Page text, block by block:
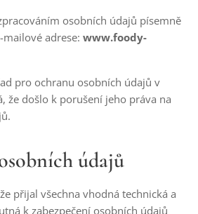
osobních údajů písemně
adrese: www.foody-
pro ochranu osobních údajů v
že došlo k porušení jeho práva na
údajů
přijal všechna vhodná technická a
k zabezpečení osobních údajů